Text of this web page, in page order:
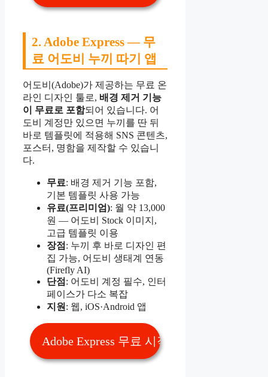
2. Adobe Express — 무
료 어도비 누끼 따기 앱
어도비(Adobe)가 제공하는 무료 온
라인 디자인 툴로, 배경 제거 기능
이 무료로 포함되어 있습니다. 어
도비 계정만 있으면 누끼를 딴 뒤
바로 템플릿에 적용해 SNS 콘텐츠,
포스터, 명함을 제작할 수 있습니
다.
무료: 배경 제거 기능 포함,
기본 템플릿 사용 가능
유료(프리미엄): 월 약 13,000
원 — 어도비 Stock 이미지,
고급 템플릿 이용
장점 : 누끼 후 바로 디자인 편
집 가능, 어도비 생태계 연동
(Firefly AI)
단점 : 어도비 계정 필수, 인터
페이스가 다소 복잡
지원 : 웹, iOS·Android 앱
Adobe Express 무료 시작하기 👆